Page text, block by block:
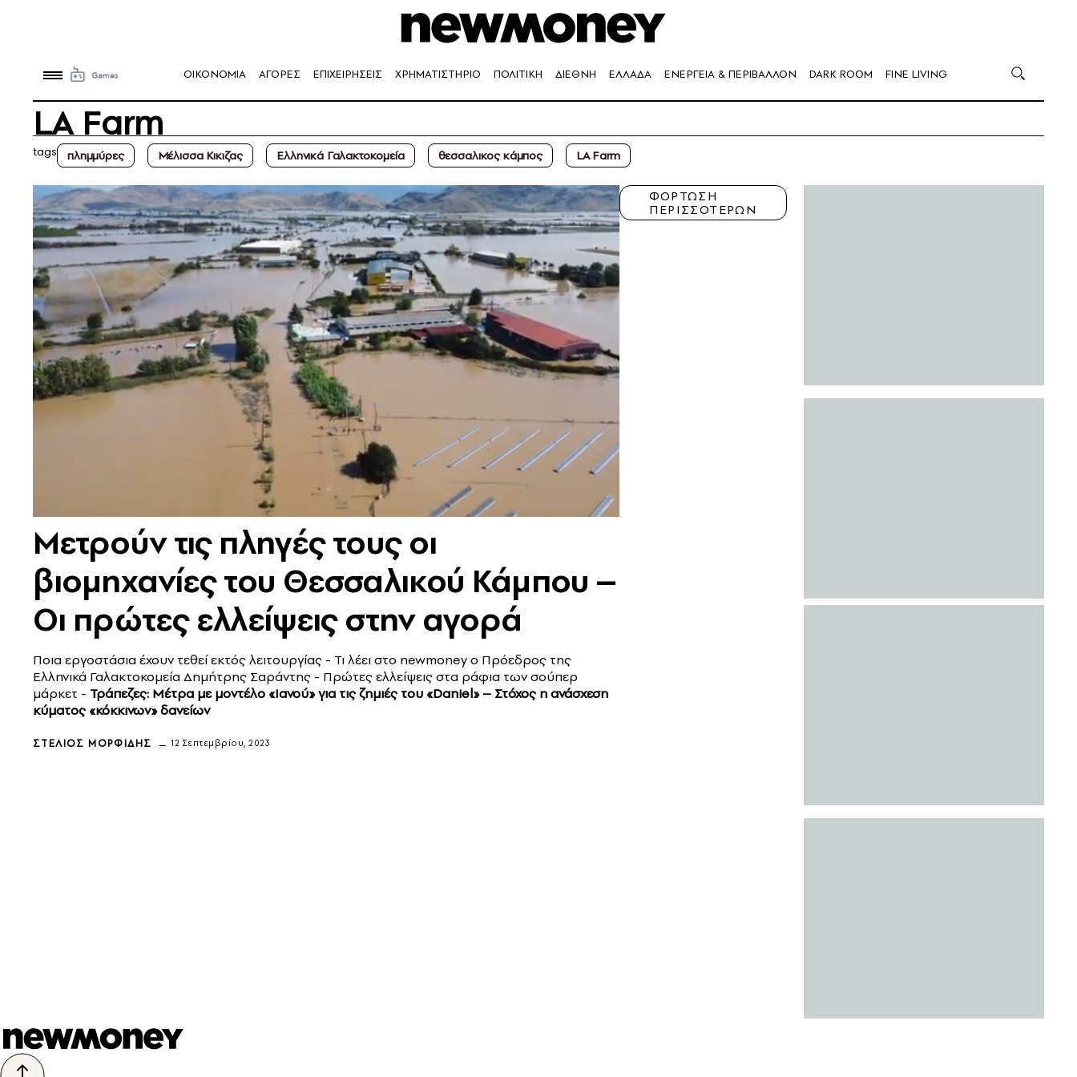
OIKONOMIA ΑΓΟΡΕΣ ΕΠΙΧΕΙΡΗΣΕΙΣ ΧΡΗΜΑΤΙΣΤΗΡΙΟ ΠΟΛΙΤΙΚΗ ΔΙΕΘΝΗ ΕΛΛΑΔΑ ΕΝΕΡΓΕΙΑ & ΠΕΡΙΒΑΛΛΟΝ DARK ROOM FINE LIVING
LA Farm
tags πλημμύρες Μέλισσα Κικιζας Ελληνικά Γαλακτοκομεία θεσσαλικος κάμπος LA Farm
Μετρούν τις πληγές τους οι
βιομηχανίες του Θεσσαλικού Κάμπου –
Οι πρώτες ελλείψεις στην αγορά
Ποια εργοστάσια έχουν τεθεί εκτός λειτουργίας - Τι λέει στο newmoney o Πρόεδρος της
Ελληνικά Γαλακτοκομεία Δημήτρης Σαράντης - Πρώτες ελλείψεις στα ράφια των σούπερ
μάρκετ - Τράπεζες: Μέτρα με μοντέλο «Ιανού» για τις ζημιές του «Daniel» – Στόχος η ανάσχεση
κύματος «κόκκινων» δανείων
ΣΤΈΛΙΟΣ ΜΟΡΦΊΔΗΣ 12 Σεπτεμβρίου, 2023
ΦΟΡΤΩΣΗ
ΠΕΡΙΣΣΟΤΕΡΩΝ